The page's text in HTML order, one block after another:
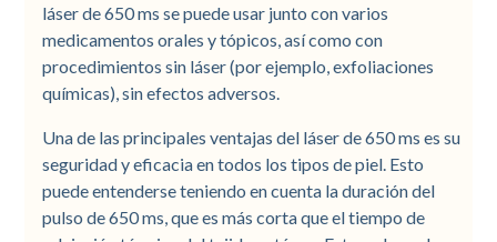
láser de 650 ms se puede usar junto con varios
medicamentos orales y tópicos, así como con
procedimientos sin láser (por ejemplo, exfoliaciones
químicas), sin efectos adversos.
Una de las principales ventajas del láser de 650 ms es su
seguridad y eficacia en todos los tipos de piel. Esto
puede entenderse teniendo en cuenta la duración del
pulso de 650 ms, que es más corta que el tiempo de